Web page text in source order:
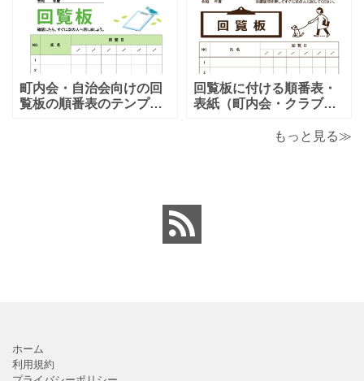
おすすめのテンプレート
となります。温泉旅行や
家族旅行など様々な用途
で、楽しく利用出来る旅
のしおりの素材となりま
す。ダウンロード後に簡
単に編集出来るエクセ
す。シンプルな項目にな
りますので、利用用途に
より項目や内容を編集し
利用する事が可能です。
シンプルで簡易的な素材
となりますので、金銭支
払誓約書を作成時に用途
町内会・自治会向けの回
覧板の順番表のテンプレ
回覧板に付ける順番表・
表紙（町内会・クラブの
る「Excel・Word・
る「Excel・Word・
PDF」
もっと見る≫
ホーム
利用規約